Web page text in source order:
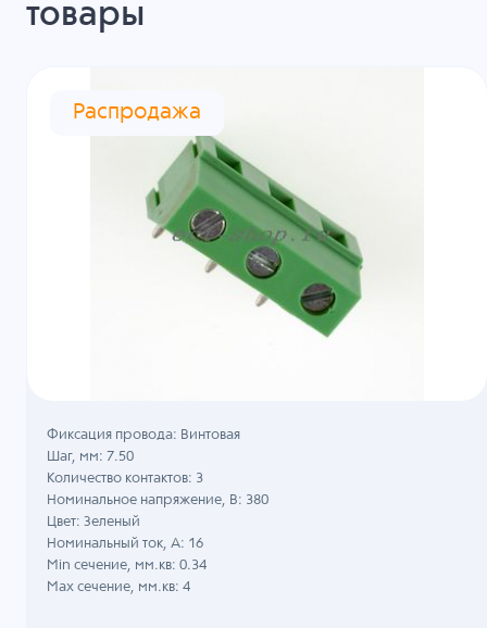
товары
Распродажа
Фиксация провода: Винтовая
Шаг, мм: 7.50
Количество контактов: 3
Номинальное напряжение, B: 380
Цвет: Зеленый
Номинальный ток, А: 16
Min сечение, мм.кв: 0.34
Max сечение, мм.кв: 4